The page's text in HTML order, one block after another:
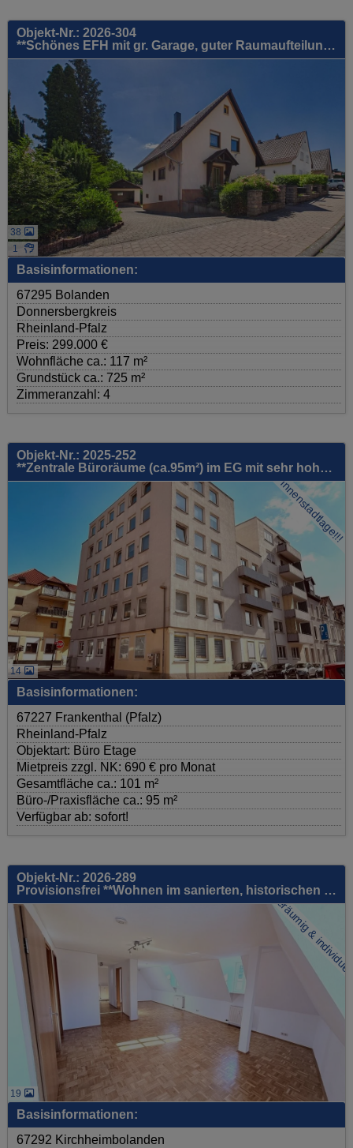
Objekt-Nr.: 2026-304
**Schönes EFH mit gr. Garage, guter Raumaufteilung & toller Gartenfläche - gute, ruhige Lage!**
1
38
Basisinformationen:
67295 Bolanden
Donnersbergkreis
Rheinland-Pfalz
Preis: 299.000 €
Wohnfläche ca.: 117 m²
Grundstück ca.: 725 m²
Zimmeranzahl: 4
Objekt-Nr.: 2025-252
**Zentrale Büroräume (ca.95m²) im EG mit sehr hoher Laufkundschaft**
14
Innenstadtlage!!!
Basisinformationen:
67227 Frankenthal (Pfalz)
Rheinland-Pfalz
Objektart: Büro Etage
Mietpreis zzgl. NK: 690 € pro Monat
Gesamtfläche ca.: 101 m²
Büro-/Praxisfläche ca.: 95 m²
Verfügbar ab: sofort!
Objekt-Nr.: 2026-289
Provisionsfrei **Wohnen im sanierten, historischen Gebäude!!! Individuelle 3,5-Zi.-Wohnung (ca. 98m², 2.OG) in zentraler Lage von Kirchheimbolanden**
19
Geräumig &
Basisinformationen:
67292 Kirchheimbolanden